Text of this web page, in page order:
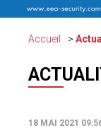
Accueil
18 MAI 2021